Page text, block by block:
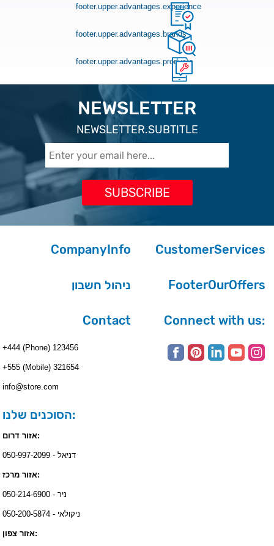
footer.upper.advantages.experience
footer.upper.advantages.brands
footer.upper.advantages.products
NEWSLETTER
NEWSLETTER.SUBTITLE
CompanyInfo CustomerServices
ניהול חשבון FooterOurOffers
Contact
+444 (Phone) 123456
+555 (Mobile) 321654
info@store.com
הסוכנים שלנו:
אזור דרום:
דניאל - 050-997-2099
אזור מרכז:
ניר - 050-214-6900
ניקולאי - 050-200-5874
אזור צפון:
Connect with us: